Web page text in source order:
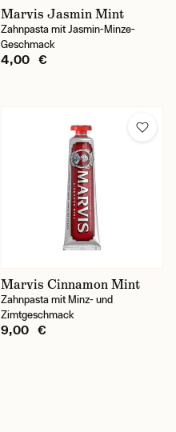
Marvis Jasmin Mint
Zahnpasta mit Jasmin-Minze-
Geschmack
4,00 €
Marvis Cinnamon Mint
Zahnpasta mit Minz- und
Zimtgeschmack
9,00 €